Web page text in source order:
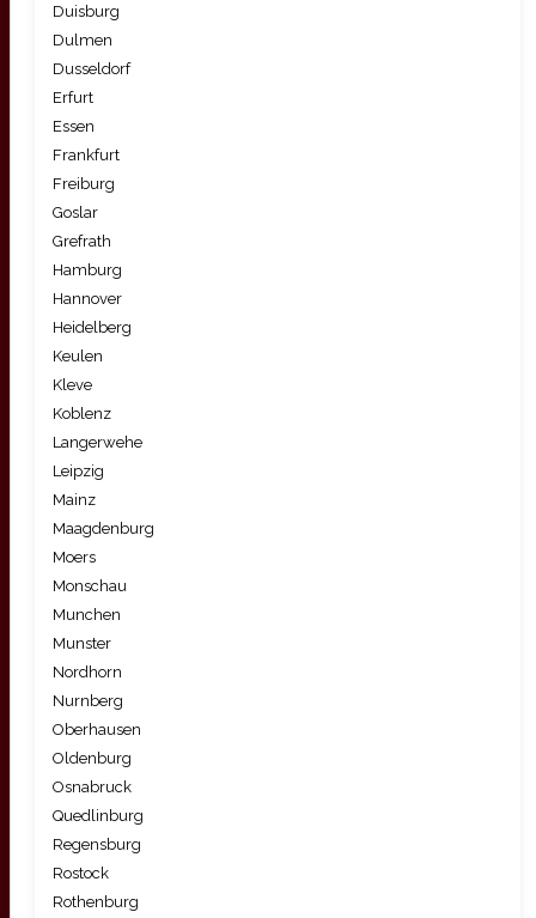
Duisburg
Dulmen
Dusseldorf
Erfurt
Essen
Frankfurt
Freiburg
Goslar
Grefrath
Hamburg
Hannover
Heidelberg
Keulen
Kleve
Koblenz
Langerwehe
Leipzig
Mainz
Maagdenburg
Moers
Monschau
Munchen
Munster
Nordhorn
Nurnberg
Oberhausen
Oldenburg
Osnabruck
Quedlinburg
Regensburg
Rostock
Rothenburg